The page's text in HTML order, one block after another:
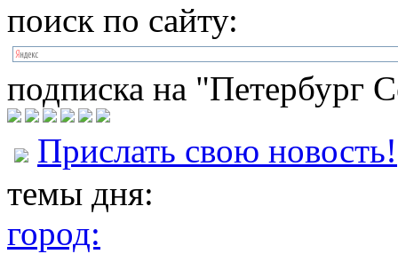
поиск по сайту:
подписка на "Петербург
Прислать свою новость!
темы дня:
город: